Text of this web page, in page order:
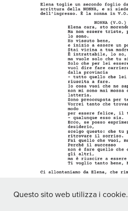
Questo sito web utilizza i cookie.